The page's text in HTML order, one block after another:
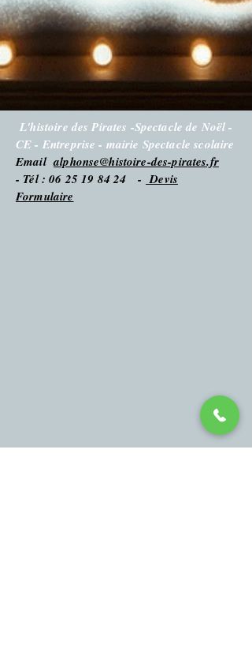
L'histoire des Pirates -Spectacle de Noël -
CE - Entreprise - mairie Spectacle scolaire
Emailalphonse@histoire-des-pirates.fr
- Tél : 06 25 19 84 24 - Devis
Formulaire